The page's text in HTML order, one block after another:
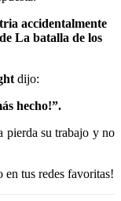
accidentalmente
La batalla de los
dijo:
hecho!”.
pierda su trabajo y no
tus redes favoritas!